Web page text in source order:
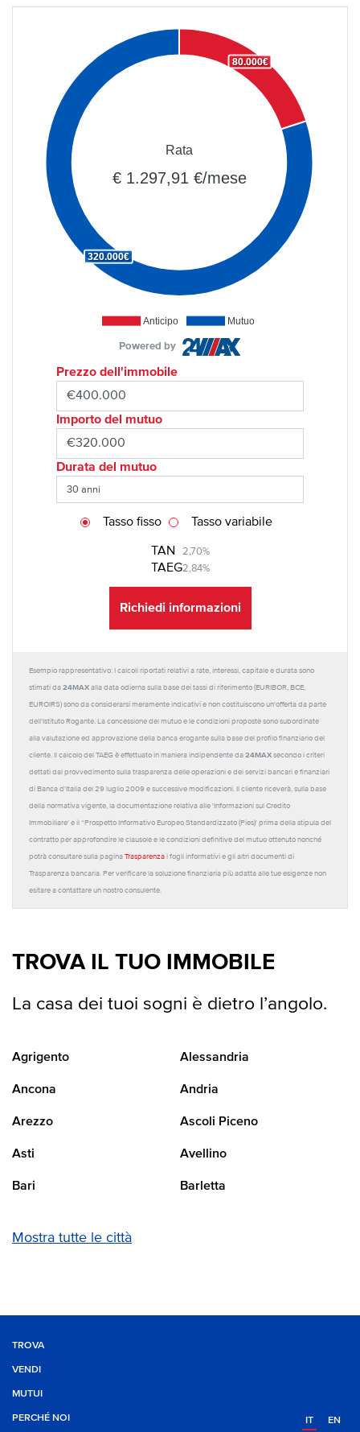
Anticipo Mutuo
80.000€
320.000€
Rata
€ 1.297,91 €/mese
Powered by
Prezzo dell'immobile
Importo del mutuo
Durata del mutuo
TAN 2,70%
TAEG2,84%
Tasso fisso Tasso variabile
Richiedi informazioni
Esempio rappresentativo: I calcoli riportati relativi a rate, interessi, capitale e durata sono
stimati da 24MAX alla data odierna sulla base dei tassi di riferimento (EURIBOR, BCE,
EUROIRS) sono da considerarsi meramente indicativi e non costituiscono un'offerta da parte
dell'Istituto Rogante. La concessione del mutuo e le condizioni proposte sono subordinate
alla valutazione ed approvazione della banca erogante sulla base del profilo finanziario del
cliente. Il calcolo del TAEG è effettuato in maniera indipendente da 24MAX secondo i criteri
dettati dal provvedimento sulla trasparenza delle operazioni e dei servizi bancari e finanziari
di Banca d'Italia del 29 luglio 2009 e successive modificazioni. Il cliente riceverà, sulla base
della normativa vigente, la documentazione relativa alle 'Informazioni sul Credito
Immobiliare' e il “Prospetto Informativo Europeo Standardizzato (Pies)' prima della stipula del
contratto per approfondire le clausole e le condizioni definitive del mutuo ottenuto nonché
potrà consultare sulla pagina Trasparenza i fogli informativi e gli altri documenti di
Trasparenza bancaria. Per verificare la soluzione finanziaria più adatta alle tue esigenze non
esitare a contattare un nostro consulente.
TROVA IL TUO IMMOBILE
La casa dei tuoi sogni è dietro l’angolo.
Agrigento Alessandria
Ancona Andria
Arezzo Ascoli Piceno
Asti Avellino
Bari Barletta
Mostra tutte le città
TROVA
VENDI
MUTUI
PERCHÉ NOI IT EN